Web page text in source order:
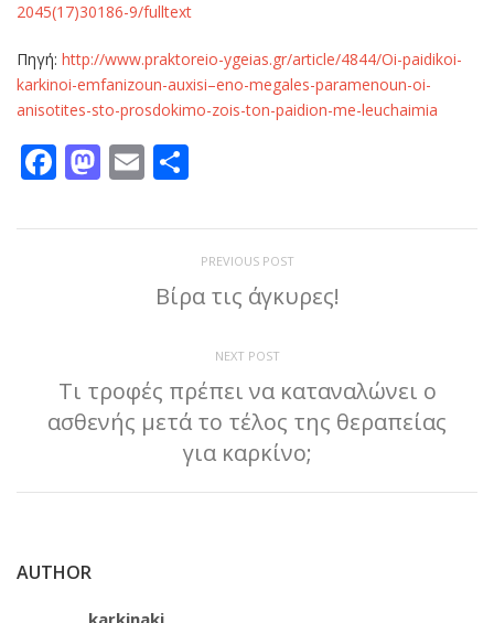
2045(17)30186-9/fulltext
Πηγή: http://www.praktoreio-ygeias.gr/article/4844/Oi-paidikoi-
karkinoi-emfanizoun-auxisi–eno-megales-paramenoun-oi-
anisotites-sto-prosdokimo-zois-ton-paidion-me-leuchaimia
Facebook
Mastodon
Email
PREVIOUS POST
Βίρα τις άγκυρες!
NEXT POST
Τι τροφές πρέπει να καταναλώνει ο
ασθενής μετά το τέλος της θεραπείας
για καρκίνο;
AUTHOR